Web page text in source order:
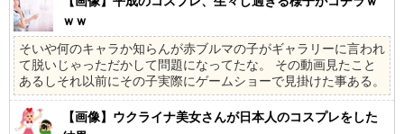
ｗｗ
そいや何のキャラか知らんが赤ブルマの子がギャラリーに言われ
て脱いじゃっただかして問題になってたな。 その動画見たこと
あるしそれ以前にその子実際にゲームショーで見掛けた事ある。
【画像】ウクライナ美女さんが日本人のコスプレをした